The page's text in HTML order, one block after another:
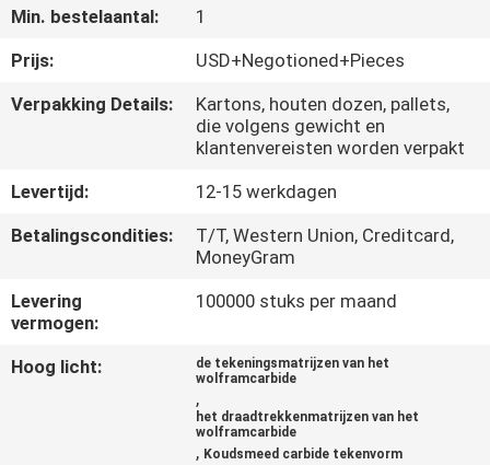
KWALITEITSCONTROLE
CONTACTEER
NIEUWS
VERZOEK
CITAAT
Min. bestelaantal:
1
Prijs:
USD+Negotioned+Pieces
Verpakking Details:
Kartons, houten dozen, pallets,
die volgens gewicht en
klantenvereisten worden verpakt
Levertijd:
12-15 werkdagen
Betalingscondities:
T/T, Western Union, Creditcard,
MoneyGram
Levering
vermogen:
100000 stuks per maand
Hoog licht:
de tekeningsmatrijzen van het
wolframcarbide
,
het draadtrekkenmatrijzen van het
wolframcarbide
, Koudsmeed carbide tekenvorm